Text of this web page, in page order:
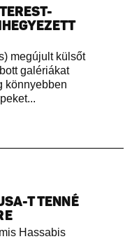
megújult külsőt
galériákat
könnyebben
T TENNÉ
Hassabis